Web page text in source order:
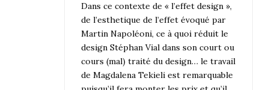
Dans ce contexte de « l’effet design »,
de l’esthetique de l’effet évoqué par
Martin Napoléoni, ce à quoi réduit le
design Stéphan Vial dans son court ou
cours (mal) traité du design… le travail
de Magdalena Tekieli est remarquable